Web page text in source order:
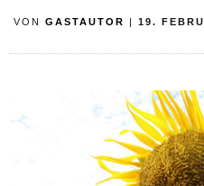
VON GASTAUTOR | 19.